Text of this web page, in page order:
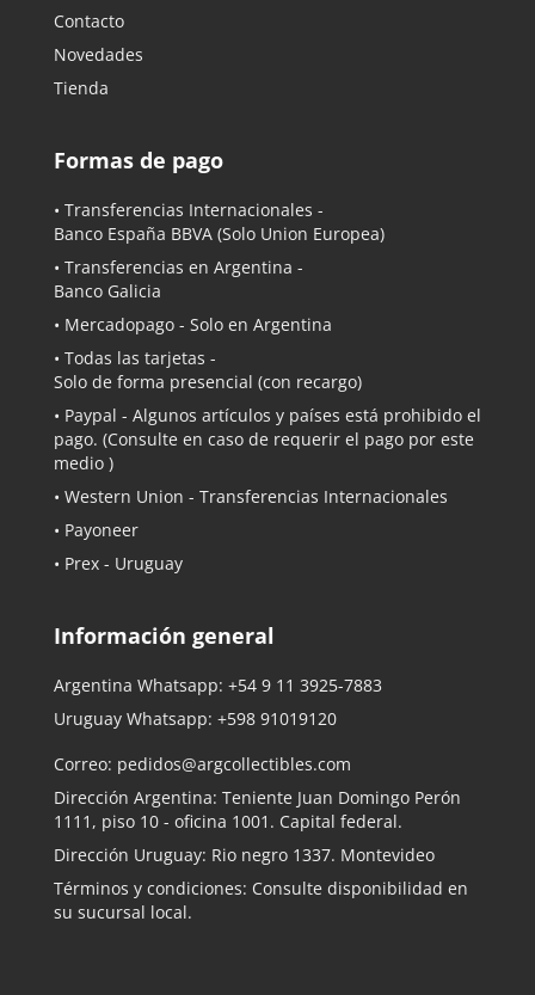
Contacto
Novedades
Tienda
Formas de pago
• Transferencias Internacionales -
Banco España BBVA (Solo Union Europea)
• Transferencias en Argentina -
Banco Galicia
• Mercadopago - Solo en Argentina
• Todas las tarjetas -
Solo de forma presencial (con recargo)
• Paypal - Algunos artículos y países está prohibido el
pago. (Consulte en caso de requerir el pago por este
medio )
• Western Union - Transferencias Internacionales
• Payoneer
• Prex - Uruguay
Información general
Argentina Whatsapp: +54 9 11 3925-7883
Uruguay Whatsapp: +598 91019120
Correo: pedidos@argcollectibles.com
Dirección Argentina: Teniente Juan Domingo Perón
1111, piso 10 - oficina 1001. Capital federal.
Dirección Uruguay: Rio negro 1337. Montevideo
Términos y condiciones: Consulte disponibilidad en
su sucursal local.